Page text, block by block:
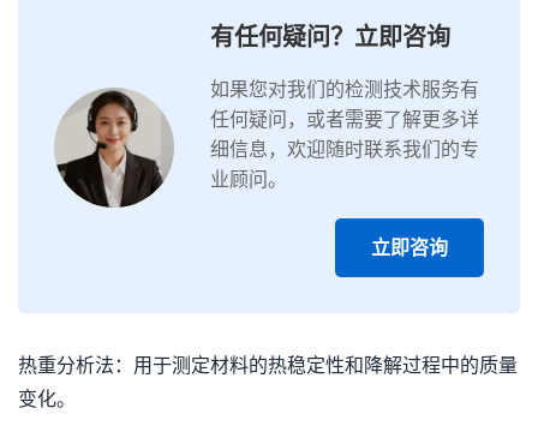
有任何疑问？立即咨询
如果您对我们的检测技术服务有
任何疑问，或者需要了解更多详
细信息，欢迎随时联系我们的专
业顾问。
立即咨询
热重分析法：用于测定材料的热稳定性和降解过程中的质量
变化。